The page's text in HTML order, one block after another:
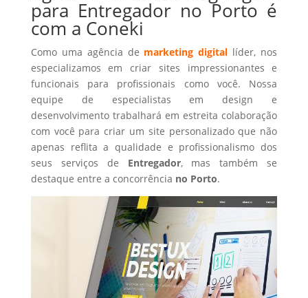
para Entregador no Porto é
com a Coneki
Como uma agência de marketing digital líder, nos
especializamos em criar sites impressionantes e
funcionais para profissionais como você. Nossa
equipe de especialistas em design e
desenvolvimento trabalhará em estreita colaboração
com você para criar um site personalizado que não
apenas reflita a qualidade e profissionalismo dos
seus serviços de Entregador, mas também se
destaque entre a concorrência no Porto.